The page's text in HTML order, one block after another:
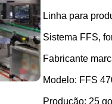
Linha para
Sistema FFS,
Fabricante
Modelo: FFS
Produção: 25